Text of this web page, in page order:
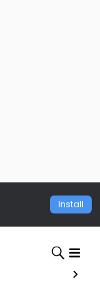
Install